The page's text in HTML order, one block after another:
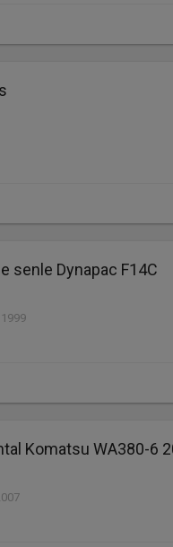
senle Dynapac F14C
Komatsu WA380-6